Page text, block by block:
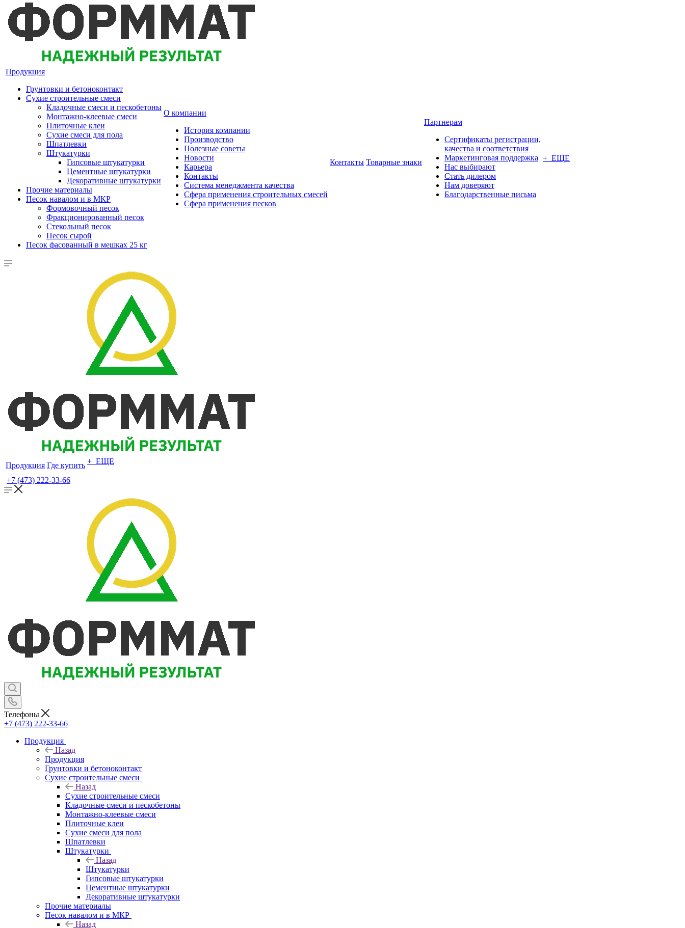
Продукция
Грунтовки и бетоноконтакт
Сухие строительные смеси
Кладочные смеси и пескобетоны
Монтажно-клеевые смеси
Плиточные клеи
Сухие смеси для пола
Шпатлевки
Штукатурки
Гипсовые штукатурки
Цементные штукатурки
Декоративные штукатурки
Прочие материалы
Песок навалом и в МКР
Формовочный песок
Фракционированный песок
Стекольный песок
Песок сырой
Песок фасованный в мешках 25 кг
О компании
История компании
Производство
Полезные советы
Новости
Карьера
Контакты
Система менеджмента качества
Сфера применения строительных смесей
Сфера применения песков
Контакты Товарные знаки
Партнерам
Сертификаты регистрации,
качества и соответствия
Маркетинговая поддержка
Нас выбирают
Стать дилером
Нам доверяют
Благодарственные письма
+ ЕЩЕ
Продукция Где купить + ЕЩЕ
+7 (473) 222-33-66
Телефоны
+7 (473) 222-33-66
Продукция
Назад
Продукция
Грунтовки и бетоноконтакт
Сухие строительные смеси
Назад
Сухие строительные смеси
Кладочные смеси и пескобетоны
Монтажно-клеевые смеси
Плиточные клеи
Сухие смеси для пола
Шпатлевки
Штукатурки
Назад
Штукатурки
Гипсовые штукатурки
Цементные штукатурки
Декоративные штукатурки
Прочие материалы
Песок навалом и в МКР
Назад